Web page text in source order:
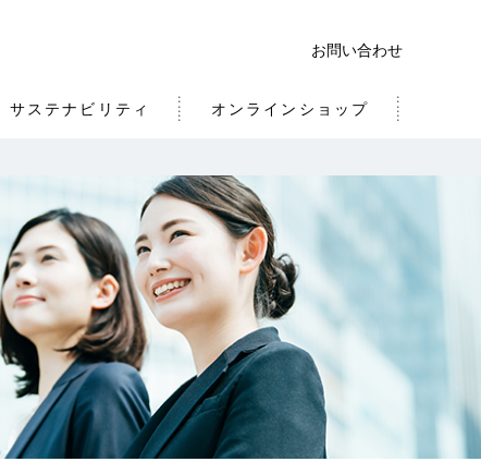
お問い合わせ
サステナビリティ オンラインショップ